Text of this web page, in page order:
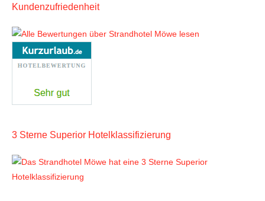
Kundenzufriedenheit
3 Sterne Superior Hotelklassifizierung